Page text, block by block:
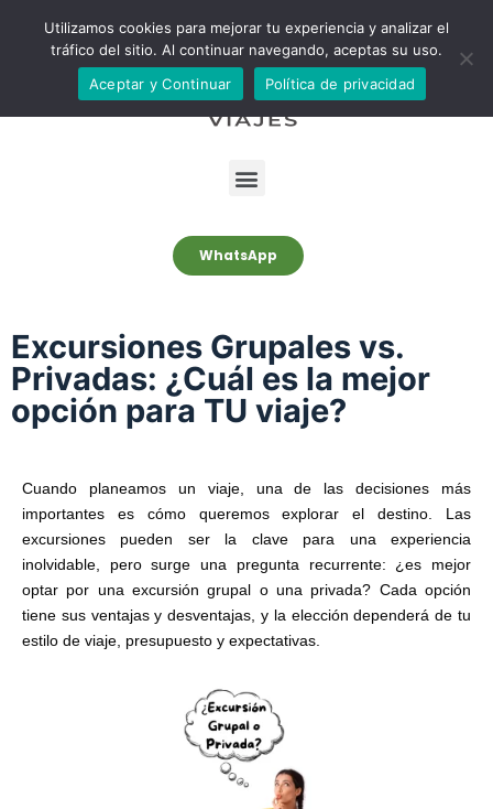
t
t
e
i
o
WhatsApp
Excursiones Grupales vs.
Privadas: ¿Cuál es la mejor
opción para TU viaje?
Cuando planeamos un viaje, una de las decisiones más
importantes es cómo queremos explorar el destino. Las
excursiones pueden ser la clave para una experiencia
inolvidable, pero surge una pregunta recurrente: ¿es mejor
optar por una excursión grupal o una privada? Cada opción
tiene sus ventajas y desventajas, y la elección dependerá de tu
estilo de viaje, presupuesto y expectativas.
Utilizamos cookies para mejorar tu experiencia y analizar el
tráfico del sitio. Al continuar navegando, aceptas su uso.
Aceptar y Continuar
Política de privacidad